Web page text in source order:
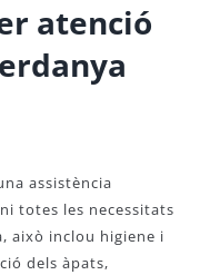
atenció
assistència
totes les necessitats
això inclou higiene i
dels àpats,